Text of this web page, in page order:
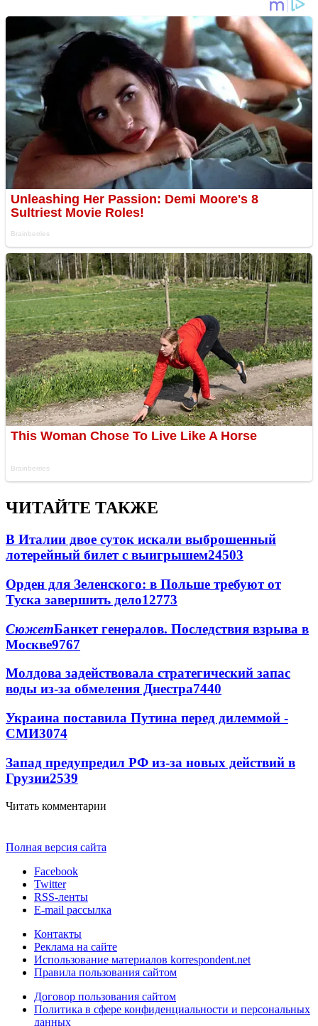
ЧИТАЙТЕ ТАКЖЕ
В Италии двое суток искали выброшенный
лотерейный билет с выигрышем24503
Орден для Зеленского: в Польше требуют от
Туска завершить дело12773
СюжетБанкет генералов. Последствия взрыва в
Москве9767
Молдова задействовала стратегический запас
воды из-за обмеления Днестра7440
Украина поставила Путина перед дилеммой -
СМИ3074
Запад предупредил РФ из-за новых действий в
Грузии2539
Читать комментарии
Полная версия сайта
Facebook
Twitter
RSS-ленты
E-mail рассылка
Контакты
Реклама на сайте
Использование материалов korrespondent.net
Правила пользования сайтом
Договор пользования сайтом
Политика в сфере конфиденциальности и персональных
данных